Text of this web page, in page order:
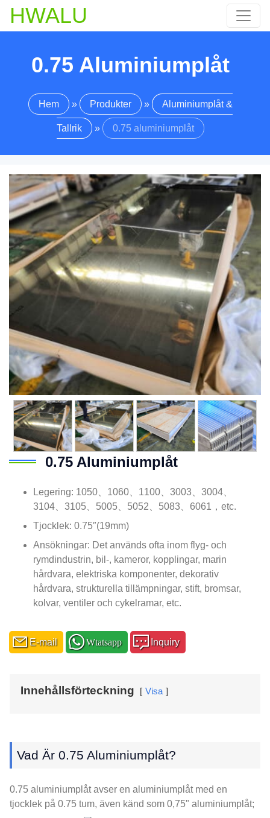
HWALU
0.75 Aluminiumplåt
Hem » Produkter » Aluminiumplåt &
Tallrik » 0.75 aluminiumplåt
0.75 Aluminiumplåt
Legering: 1050、1060、1100、3003、3004、
3104、3105、5005、5052、5083、6061，etc.
Tjocklek: 0.75″(19mm)
Ansökningar: Det används ofta inom flyg- och
rymdindustrin, bil-, kameror, kopplingar, marin
hårdvara, elektriska komponenter, dekorativ
hårdvara, strukturella tillämpningar, stift, bromsar,
kolvar, ventiler och cykelramar, etc.
E-mail Wtatsapp Inquiry
Innehållsförteckning Visa
Vad Är 0.75 Aluminiumplåt?
0.75 aluminiumplåt avser en aluminiumplåt med en
tjocklek på 0.75 tum, även känd som 0,75" aluminiumplåt;